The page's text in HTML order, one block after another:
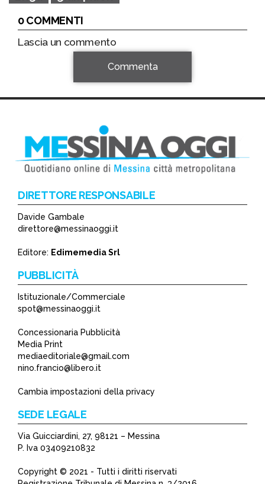
0 COMMENTI
Lascia un commento
*
Commenta
DIRETTORE RESPONSABILE
Davide Gambale
direttore@messinaoggi.it
Editore: Edimemedia Srl
PUBBLICITÀ
Istituzionale/Commerciale
spot@messinaoggi.it
Concessionaria Pubblicità
Media Print
mediaeditoriale@gmail.com
nino.francio@libero.it
Cambia impostazioni della privacy
SEDE LEGALE
Via Guicciardini, 27, 98121 – Messina
P. Iva 03409210832
Copyright © 2021 - Tutti i diritti riservati